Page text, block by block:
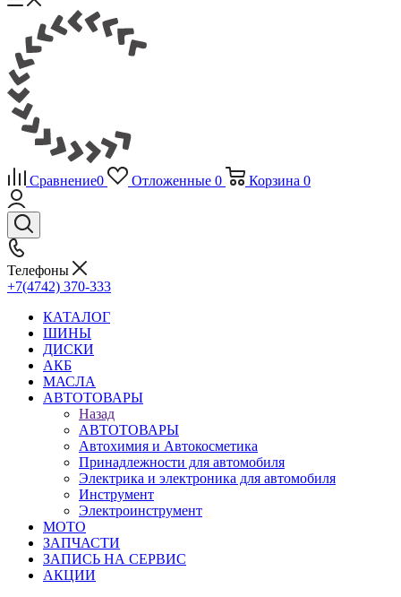
Сравнение0 Отложенные 0 Корзина 0
Телефоны
+7(4742) 370-333
КАТАЛОГ
ШИНЫ
ДИСКИ
АКБ
МАСЛА
АВТОТОВАРЫ
Назад
АВТОТОВАРЫ
Автохимия и Автокосметика
Принадлежности для автомобиля
Электрика и электроника для автомобиля
Инструмент
Электроинструмент
МОТО
ЗАПЧАСТИ
ЗАПИСЬ НА СЕРВИС
АКЦИИ